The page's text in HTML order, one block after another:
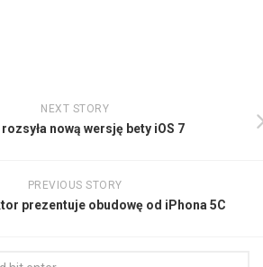
NEXT STORY
nową wersję bety iOS 7
PREVIOUS STORY
prezentuje obudowę od iPhona 5C